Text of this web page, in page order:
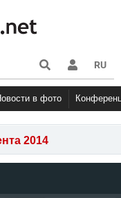
RU
Новости в фото
2014